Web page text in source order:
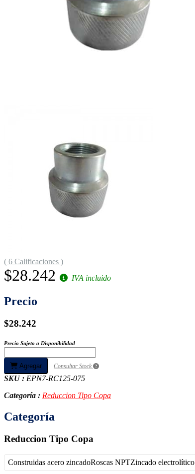
( 6 Calificaciones )
$28.242 IVA incluido
Precio
$28.242
Precio Sujeto a Disponibilidad
Agregar Consultar Stock
SKU : EPN7-RC125-075
Categoría : Reduccion Tipo Copa
Categoría
Reduccion Tipo Copa
Construidas acero zincadoRoscas NPTZincado electrolítico